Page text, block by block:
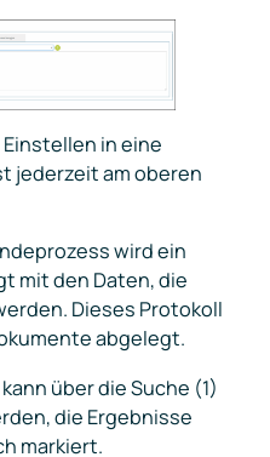
in eine
jederzeit am oberen
wird ein
mit den Daten, die
Dieses Protokoll
abgelegt.
über die Suche (1)
die Ergebnisse
markiert.